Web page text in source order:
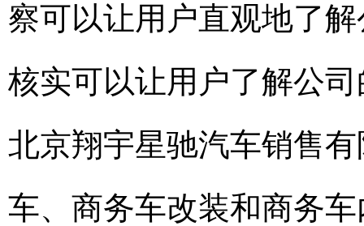
察可以让用户直观地了
核实可以让用户了解公
北京翔宇星驰汽车销售
车、商务车改装和商务